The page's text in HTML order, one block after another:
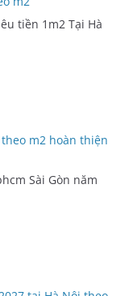
tiền 1m2 Tại Hà
m2 hoàn thiện
Sài Gòn năm